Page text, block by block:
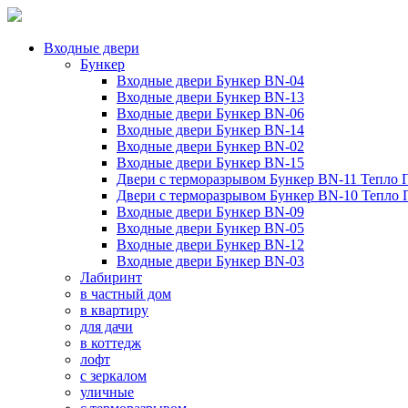
Входные двери
Бункер
Входные двери Бункер BN-04
Входные двери Бункер BN-13
Входные двери Бункер BN-06
Входные двери Бункер BN-14
Входные двери Бункер BN-02
Входные двери Бункер BN-15
Двери с терморазрывом Бункер BN-11 Тепло
Двери с терморазрывом Бункер BN-10 Тепло
Входные двери Бункер BN-09
Входные двери Бункер BN-05
Входные двери Бункер BN-12
Входные двери Бункер BN-03
Лабиринт
в частный дом
в квартиру
для дачи
в коттедж
лофт
с зеркалом
уличные